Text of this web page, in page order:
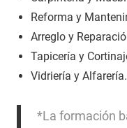
Reforma y
Arreglo y
Tapicería y
Vidriería y Alfarería.
*La formación